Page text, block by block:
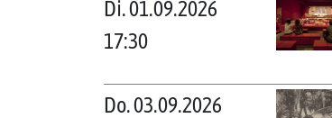
Di. 01.09.2026
17:30
Do. 03.09.2026